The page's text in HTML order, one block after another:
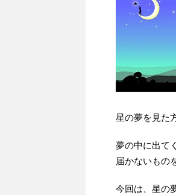
星の夢を見た
夢の中に出て
届かないもの
今回は、星の